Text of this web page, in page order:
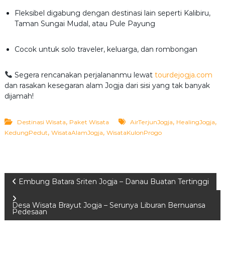
Fleksibel digabung dengan destinasi lain seperti Kalibiru,
Taman Sungai Mudal, atau Pule Payung
Cocok untuk solo traveler, keluarga, dan rombongan
Segera rencanakan perjalananmu lewat tourdejogja.com
dan rasakan kesegaran alam Jogja dari sisi yang tak banyak
dijamah!
Destinasi Wisata, Paket Wisata AirTerjunJogja, HealingJogja,
KedungPedut, WisataAlamJogja, WisataKulonProgo
N Embung Batara Sriten Jogja – Danau Buatan Tertinggi
Desa Wisata Brayut Jogja – Serunya Liburan Bernuansa
Pedesaan